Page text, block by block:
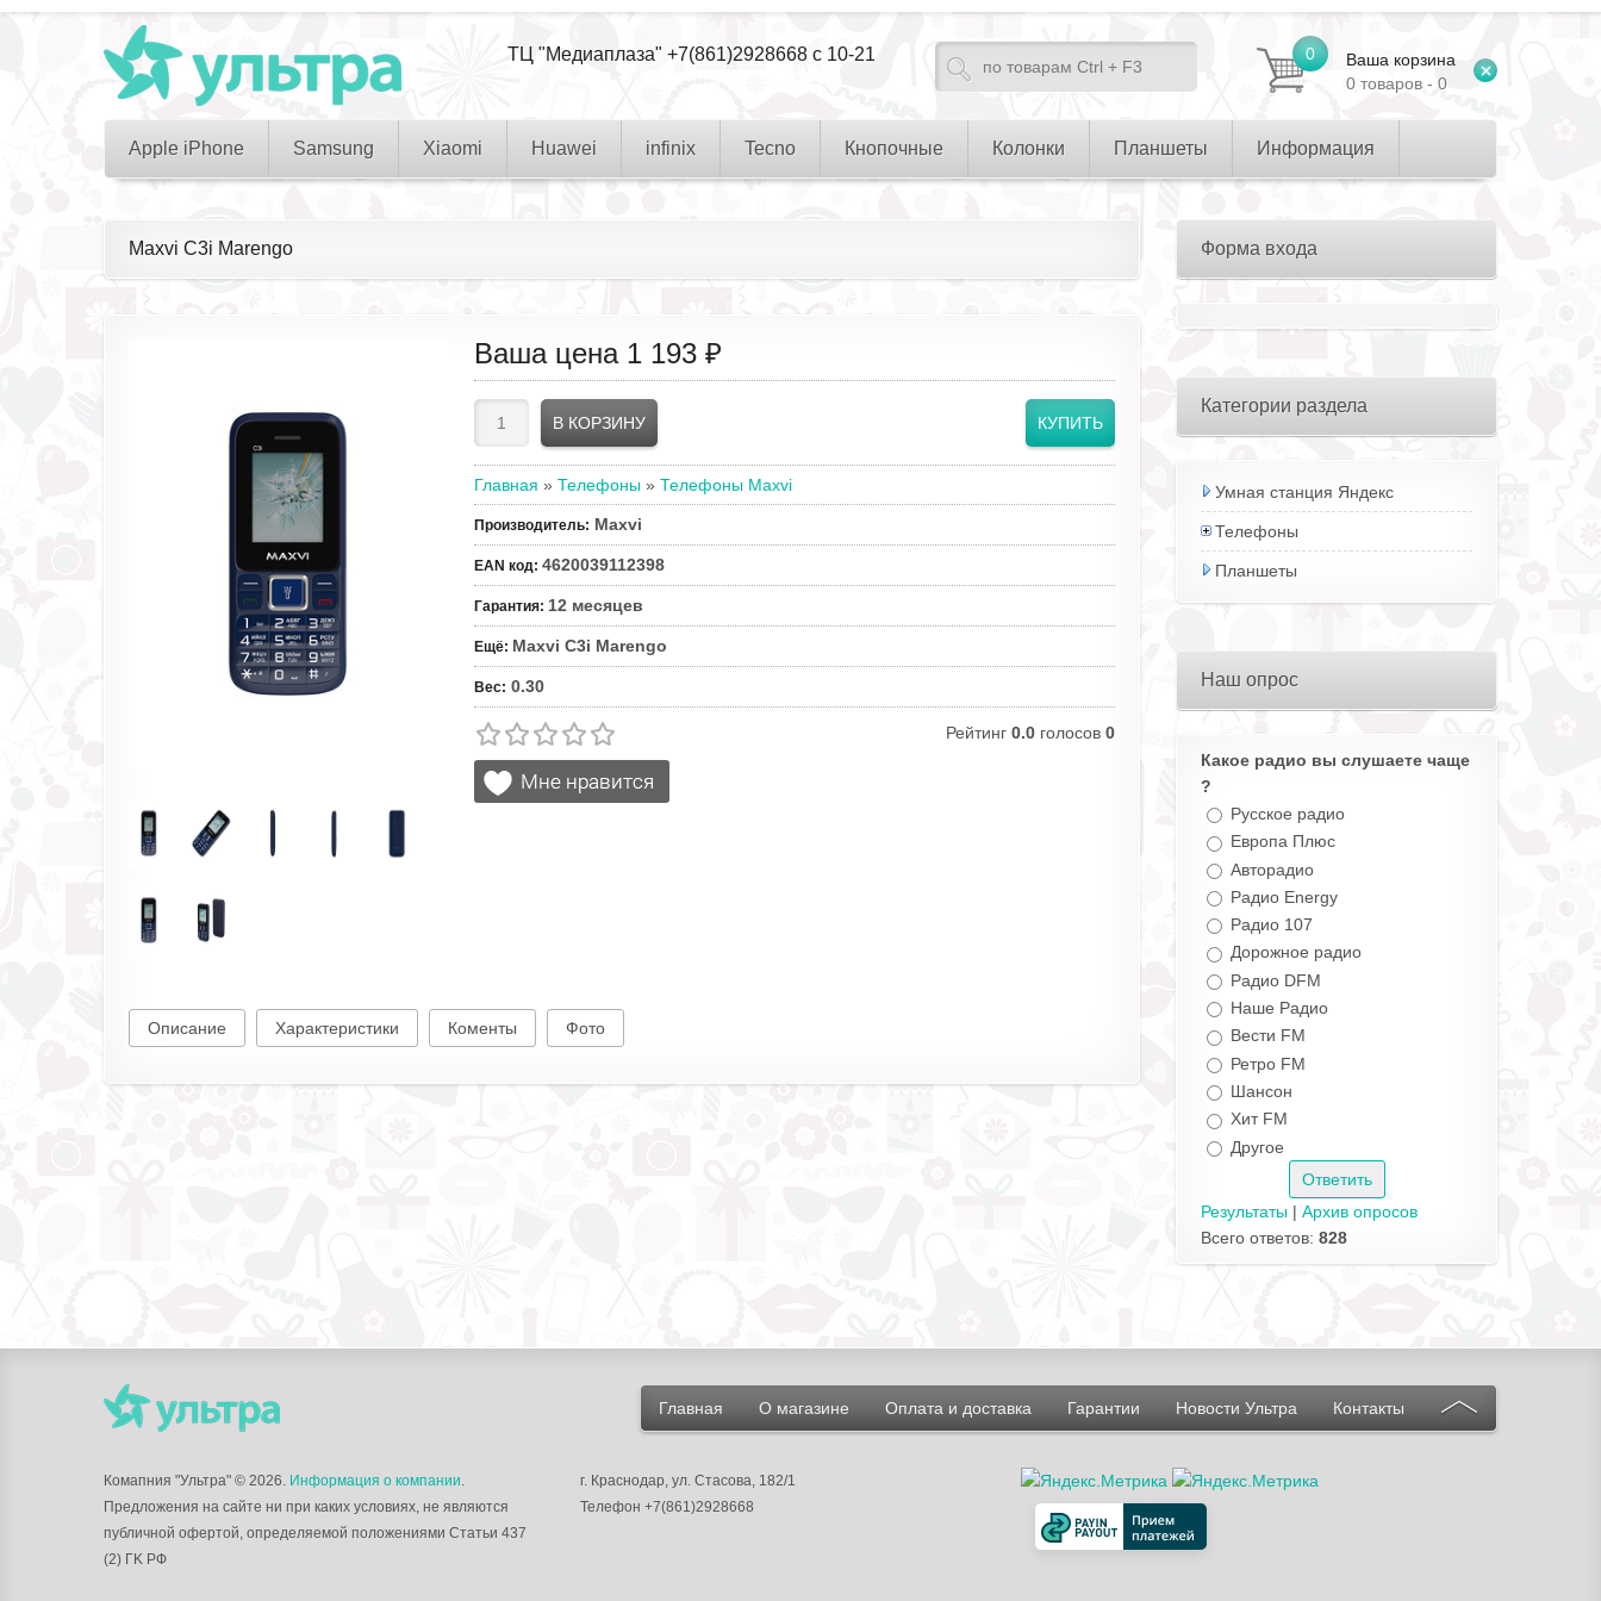
0
Ваша корзина
0 товаров - 0
ТЦ "Медиаплаза" +7(861)2928668 с 10-21
Apple iPhone Samsung Xiaomi Huawei infinix Tecno Кнопочные Колонки Планшеты Информация
Maxvi C3i Marengo
Ваша цена 1 193 ₽
Главная » Телефоны » Телефоны Maxvi
Производитель: Maxvi
EAN код: 4620039112398
Гарантия: 12 месяцев
Ещё: Maxvi C3i Marengo
Вес: 0.30
Рейтинг 0.0 голосов 0
Описание Характеристики Коменты Фото
Форма входа
Категории раздела
Умная станция Яндекс
Телефоны
Планшеты
Наш опрос
Какое радио вы слушаете чаще
?
Русское радио
Европа Плюс
Авторадио
Радио Energy
Радио 107
Дорожное радио
Радио DFM
Наше Радио
Вести FM
Ретро FM
Шансон
Хит FM
Другое
Результаты | Архив опросов
Всего ответов: 828
Главная О магазине Оплата и доставка Гарантии Новости Ультра Контакты
Комапния "Ультра" © 2026. Информация о компании.
Предложения на сайте ни при каких условиях, не являются
публичной офертой, определяемой положениями Статьи 437
(2) ГK РФ
г. Краснодар, ул. Стасова, 182/1
Телефон +7(861)2928668